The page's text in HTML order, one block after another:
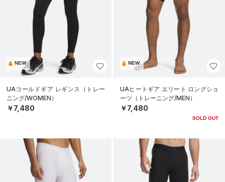
NEW
UAコールドギア レギンス（トレー
ニング/WOMEN）
￥7,480
NEW
UAヒートギア エリート ロングショ
ーツ（トレーニング/MEN）
￥7,480
SOLD OUT